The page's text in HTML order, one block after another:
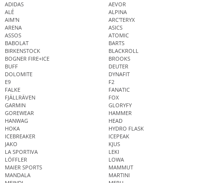
ADIDAS
AEVOR
ALÉ
ALPINA
AIM'N
ARC'TERYX
ARENA
ASICS
ASSOS
ATOMIC
BABOLAT
BARTS
BIRKENSTOCK
BLACKROLL
BOGNER FIRE+ICE
BROOKS
BUFF
DEUTER
DOLOMITE
DYNAFIT
E9
F2
FALKE
FANATIC
FJÄLLRÄVEN
FOX
GARMIN
GLORYFY
GOREWEAR
HAMMER
HANWAG
HEAD
HOKA
HYDRO FLASK
ICEBREAKER
ICEPEAK
JAKO
KJUS
LA SPORTIVA
LEKI
LÖFFLER
LOWA
MAIER SPORTS
MAMMUT
MANDALA
MARTINI